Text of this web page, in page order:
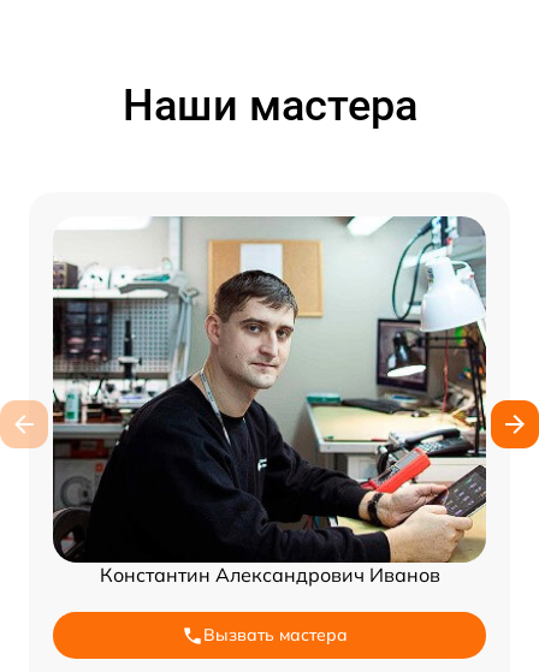
Наши мастера
Константин Александрович Иванов
Вызвать мастера